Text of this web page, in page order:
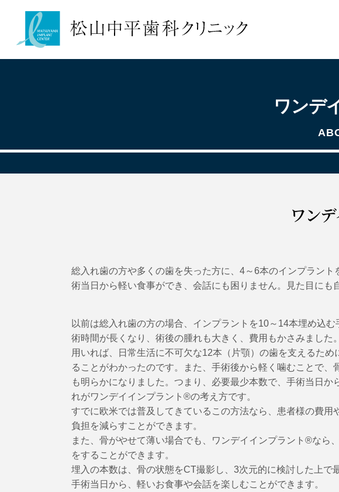
ワンデ
ワン
総入れ歯の方や多くの歯を失った方に、4～6本のインプラン
術当日から軽い食事ができ、会話にも困りません。見た目にも
以前は総入れ歯の方の場合、インプラントを10～14本埋め込
術時間が長くなり、術後の腫れも大きく、費用もかさみました
用いれば、日常生活に不可欠な12本（片顎）の歯を支えるた
ることがわかったのです。また、手術後から軽く噛むことで、
も明らかになりました。つまり、必要最少本数で、手術当日
れがワンデイインプラント®の考え方です。
すでに欧米では普及してきているこの方法なら、患者様の費用
負担を減らすことができます。
また、骨がやせて薄い場合でも、ワンデイインプラント®なら
をすることができます。
埋入の本数は、骨の状態をCT撮影し、3次元的に検討した上で
手術当日から、軽いお食事や会話を楽しむことができます。